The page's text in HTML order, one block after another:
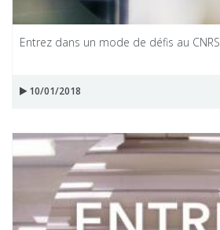
Entrez dans un mode de défis au CNRS
10/01/2018